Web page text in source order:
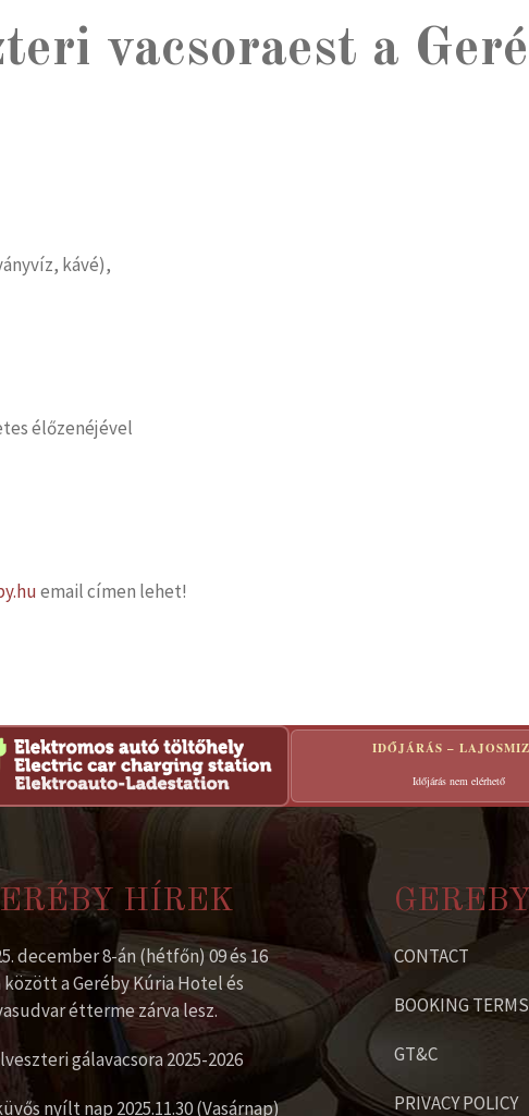
vacsoraest a
kávé),
élőzenéjével
email címen lehet!
IDŐJÁRÁS –
Időjárás nem elérhető
HÍREK
december 8-án (hétfőn) 09 és 16
között a Geréby Kúria Hotel és
étterme zárva lesz.
gálavacsora 2025-2026
nyílt nap 2025.11.30 (Vasárnap)
CONTACT
BOOKING TERMS
GT&C
PRIVACY POLICY